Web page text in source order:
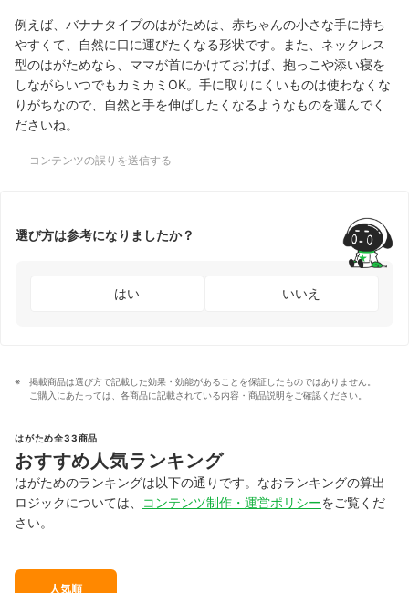
例えば、バナナタイプのはがためは、赤ちゃんの小さな手に持ち
やすくて、自然に口に運びたくなる形状です。また、ネックレス
型のはがためなら、ママが首にかけておけば、抱っこや添い寝を
しながらいつでもカミカミOK。手に取りにくいものは使わなくな
りがちなので、自然と手を伸ばしたくなるようなものを選んでく
ださいね。
コンテンツの誤りを送信する
選び方は参考になりましたか？
はい いいえ
掲載商品は選び方で記載した効果・効能があることを保証したものではありません。
ご購入にあたっては、各商品に記載されている内容・商品説明をご確認ください。
はがため全33商品
おすすめ人気ランキング
はがためのランキングは以下の通りです。なおランキングの算出
ロジックについては、
コンテンツ制作・運営ポリシーをご覧くだ
さい。
人気順